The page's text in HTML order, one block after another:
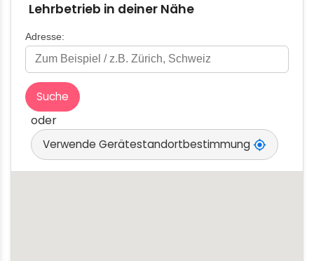
Lehrbetrieb in deiner Nähe
Adresse:
Suche
oder
Verwende Gerätestandortbestimmung my_location